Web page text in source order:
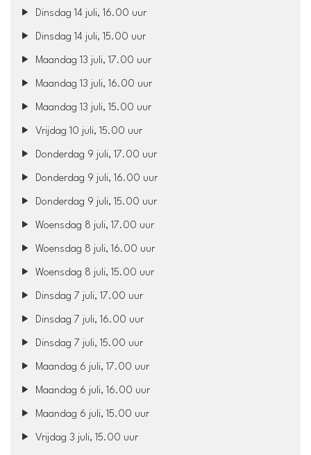
Dinsdag 14 juli, 16.00 uur
Dinsdag 14 juli, 15.00 uur
Maandag 13 juli, 17.00 uur
Maandag 13 juli, 16.00 uur
Maandag 13 juli, 15.00 uur
Vrijdag 10 juli, 15.00 uur
Donderdag 9 juli, 17.00 uur
Donderdag 9 juli, 16.00 uur
Donderdag 9 juli, 15.00 uur
Woensdag 8 juli, 17.00 uur
Woensdag 8 juli, 16.00 uur
Woensdag 8 juli, 15.00 uur
Dinsdag 7 juli, 17.00 uur
Dinsdag 7 juli, 16.00 uur
Dinsdag 7 juli, 15.00 uur
Maandag 6 juli, 17.00 uur
Maandag 6 juli, 16.00 uur
Maandag 6 juli, 15.00 uur
Vrijdag 3 juli, 15.00 uur